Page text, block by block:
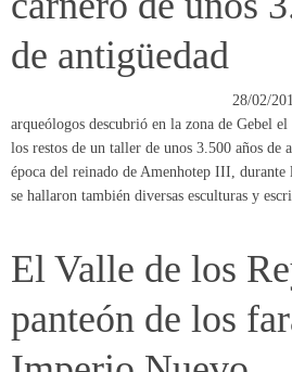
los restos de un taller de unos 3.500 años de
época del reinado de Amenhotep III,
se hallaron también diversas esculturas y
El Valle de los
panteón de los
26/02/
Luxor, este pequeño valle acoge más de 60
momias reales de muchos de los nombres
tumbas reales son verdaderas obras de arte